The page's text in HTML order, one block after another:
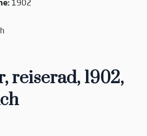
1902
reiserad, 1902,